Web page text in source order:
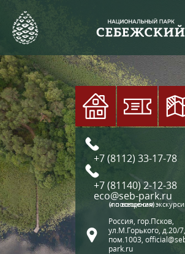
+7 (8112) 33-17-78
+7 (81140) 2-12-38
eco@seb-park.ru
(по вопросам экскурсий и посещения)
Россия, гор.Псков,
ул.М.Горького, д.20/7,
пом.1003,
park.ru